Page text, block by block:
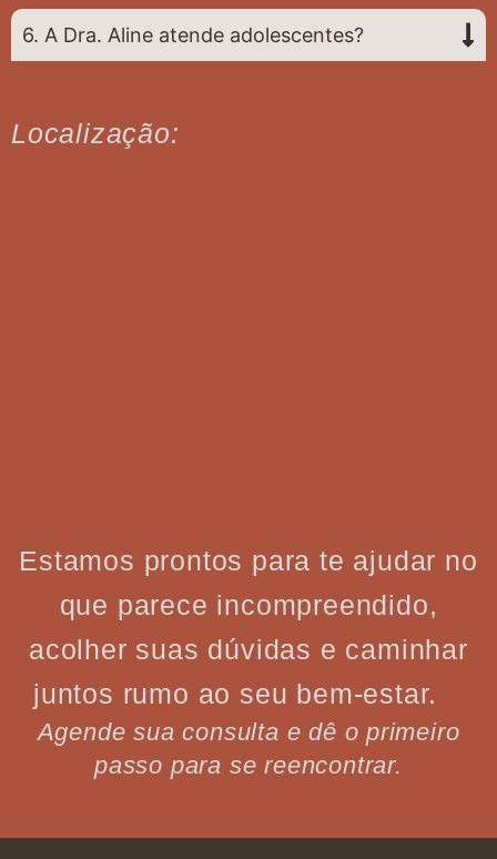
6. A Dra. Aline atende adolescentes?
Localização:
Estamos prontos para te ajudar no
que parece incompreendido,
acolher suas dúvidas e caminhar
juntos rumo ao seu bem-estar.
Agende sua consulta e dê o primeiro
passo para se reencontrar.